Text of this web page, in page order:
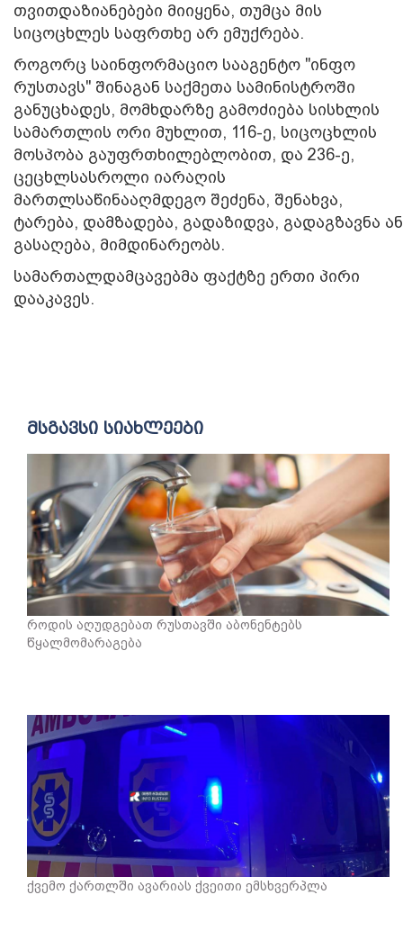
თვითდაზიანებები მიიყენა, თუმცა მის
სიცოცხლეს საფრთხე არ ემუქრება.
როგორც საინფორმაციო სააგენტო "ინფო
რუსთავს" შინაგან საქმეთა სამინისტროში
განუცხადეს, მომხდარზე გამოძიება სისხლის
სამართლის ორი მუხლით, 116-ე, სიცოცხლის
მოსპობა გაუფრთხილებლობით, და 236-ე,
ცეცხლსასროლი იარაღის
მართლსაწინააღმდეგო შეძენა, შენახვა,
ტარება, დამზადება, გადაზიდვა, გადაგზავნა ან
გასაღება, მიმდინარეობს.
სამართალდამცავებმა ფაქტზე ერთი პირი
დააკავეს.
მსგავსი სიახლეები
როდის აღუდგებათ რუსთავში აბონენტებს
წყალმომარაგება
ქვემო ქართლში ავარიას ქვეითი ემსხვერპლა